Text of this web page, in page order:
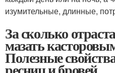
изумительные, длинные,
За сколько
мазать
Полезные